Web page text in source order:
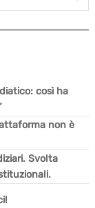
così ha
non è
Svolta